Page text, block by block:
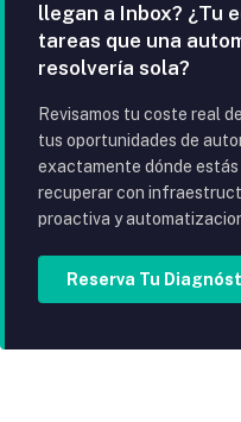
llegan a Inbox? ¿Tu
tareas que una
resolvería sola?
Revisamos tu coste real
tus oportunidades de
exactamente dónde estás
recuperar con
proactiva y
Reserva Tu